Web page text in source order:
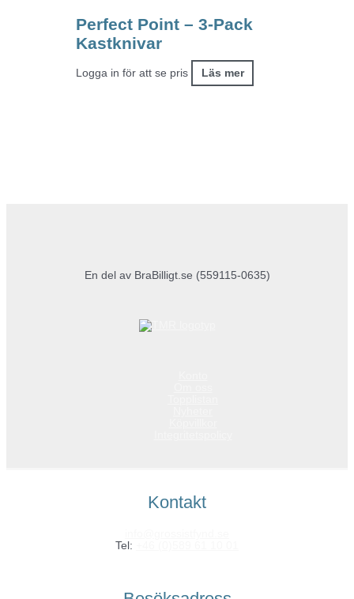
Perfect Point – 3-Pack
Kastknivar
Logga in för att se pris Läs mer
En del av BraBilligt.se (559115-0635)
Kontakt
Tel: